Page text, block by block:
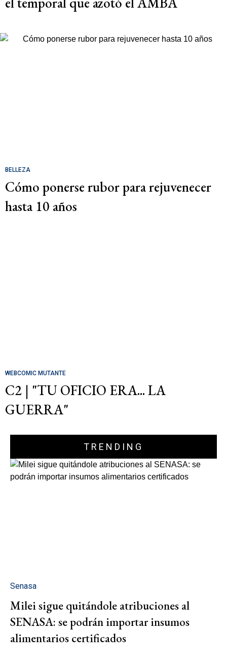
BELLEZA
Cómo ponerse rubor para rejuvenecer
hasta 10 años
WEBCOMIC MUTANTE
C2 | "TU OFICIO ERA... LA
GUERRA"
TRENDING
Senasa
Milei sigue quitándole atribuciones al
SENASA: se podrán importar insumos
alimentarios certificados